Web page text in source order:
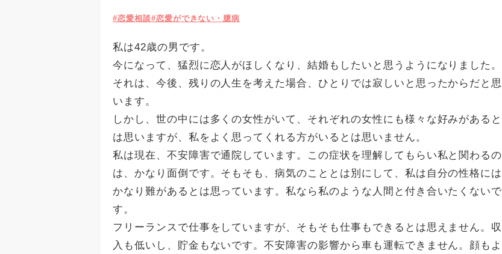
#恋愛相談#恋愛ができない・臆病
私は42歳の男です。
今になって、猛烈に恋人がほしくなり、結婚もしたいと思うようになりました。
それは、今後、残りの人生を考えた場合、ひとりでは寂しいと思ったからだと思
います。
しかし、世の中には多くの女性がいて、それぞれの女性にも様々な好みがあると
は思いますが、私をよく思ってくれる方がいるとは思いません。
私は現在、不安障害で通院しています。この症状を理解してもらい私と関わるの
は、かなり面倒です。そもそも、病気のこととは別にして、私は自分の性格には
かなり難があるとは思っています。私なら私のような人間と付き合いたくないで
す。
フリーランスで仕事をしていますが、そもそも仕事もできるとは思えません。収
入も低いし、貯金もないです。不安障害の影響から車も運転できません。顔もよ